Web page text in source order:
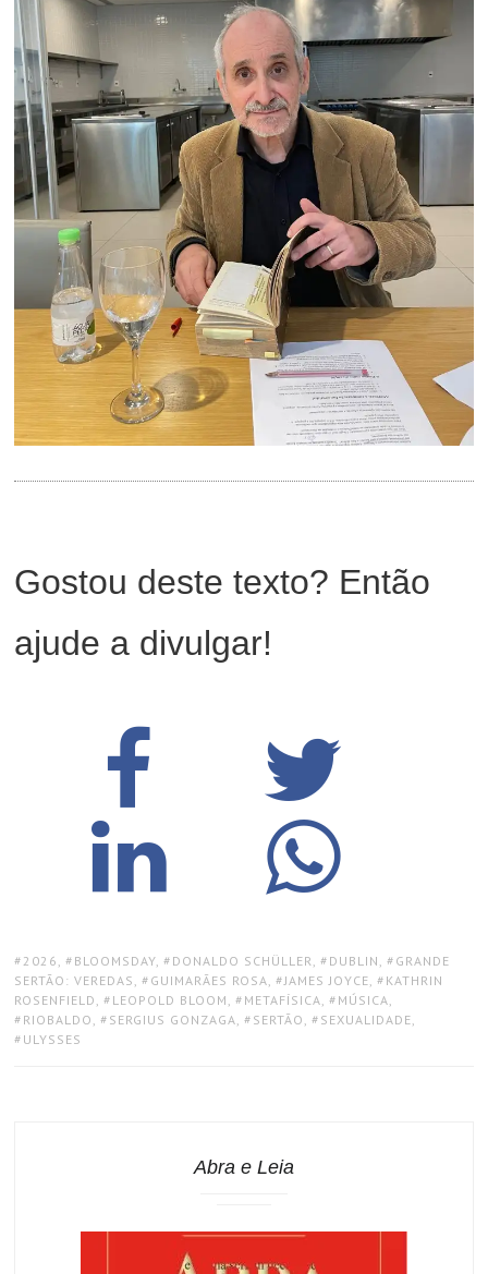
Gostou deste texto? Então
ajude a divulgar!
TAGS:
2026 , BLOOMSDAY, DONALDO SCHÜLLER, DUBLIN , GRANDE
SERTÃO: VEREDAS , GUIMARÃES ROSA, JAMES JOYCE, KATHRIN
ROSENFIELD , LEOPOLD BLOOM , METAFÍSICA, MÚSICA,
RIOBALDO , SERGIUS GONZAGA, SERTÃO , SEXUALIDADE,
ULYSSES
Abra e Leia